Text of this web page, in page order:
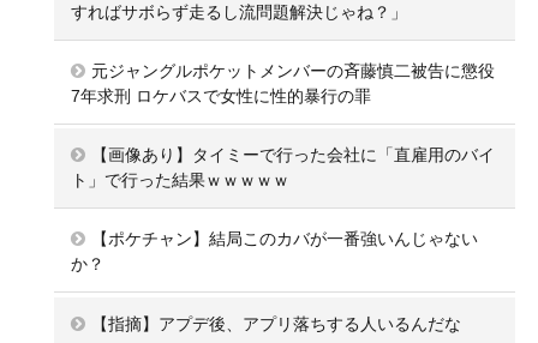
すればサボらず走るし流問題解決じゃね？」
元ジャングルポケットメンバーの斉藤慎二被告に懲役
7年求刑 ロケバスで女性に性的暴行の罪
【画像あり】タイミーで行った会社に「直雇用のバイ
ト」で行った結果ｗｗｗｗｗ
【ポケチャン】結局このカバが一番強いんじゃない
か？
【指摘】アプデ後、アプリ落ちする人いるんだな